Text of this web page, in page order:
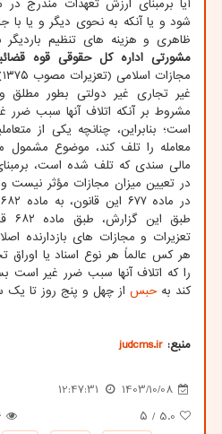
آیا برمبنای ارزش تعهدات مندرج
شود و یا آنکه به نحوی دیگر و یا
ظاهری و هزینه های تنظیم
مشورتی اداره کل حقوقی قوه
مجازات اسلامی (تعزیرات مصوب ۱۳۷۵) اتلاف
غیر تجاری غیر دولتی بطور مطلق
مشروط بر آنکه اتلاف آنها سبب ضرر
است؛ بنابراین، چنانچه یکی از
در تعیین میزان مجازات مؤثر نیست
هر کس عالماً هر نوع اسناد یا اوراق
را که اتلاف آنها سبب ضرر غیر است
کند به حبس از چهل و پنج روز تا
منبع: judcms.ir
1403/10/08
12:47:31
5.0 / ۵